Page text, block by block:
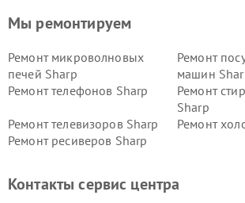
Мы ремонтируем
Ремонт микроволновых
печей Sharp
Ремонт
машин
Ремонт телефонов Sharp
Ремонт
Sharp
Ремонт телевизоров Sharp
Ремонт
Ремонт ресиверов Sharp
Контакты сервис центра